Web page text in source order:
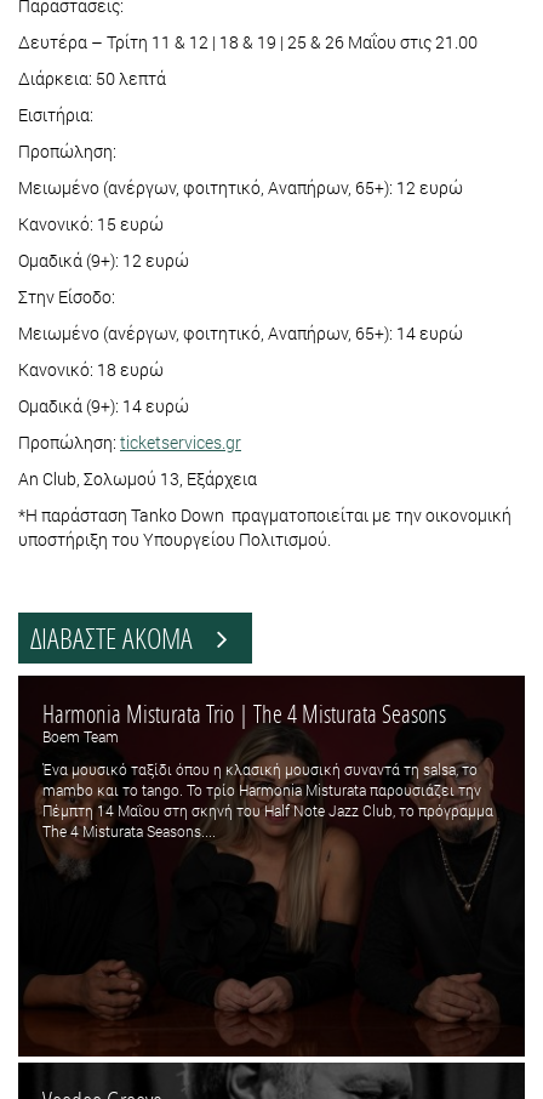
Παραστάσεις:
Δευτέρα – Τρίτη 11 & 12 | 18 & 19 | 25 & 26 Μαΐου στις 21.00
Διάρκεια: 50 λεπτά
Εισιτήρια:
Προπώληση:
Μειωμένο (ανέργων, φοιτητικό, Αναπήρων, 65+): 12 ευρώ
Κανονικό: 15 ευρώ
Ομαδικά (9+): 12 ευρώ
Στην Είσοδο:
Μειωμένο (ανέργων, φοιτητικό, Αναπήρων, 65+): 14 ευρώ
Κανονικό: 18 ευρώ
Ομαδικά (9+): 14 ευρώ
Προπώληση: ticketservices.gr
An Club, Σολωμού 13, Εξάρχεια
*Η παράσταση Tanko Down πραγματοποιείται με την οικονομική
υποστήριξη του Υπουργείου Πολιτισμού.
ΔΙΑΒΑΣΤΕ ΑΚΟΜΑ
Harmonia Misturata Trio | The 4 Misturata Seasons
Boem Team
Ένα μουσικό ταξίδι όπου η κλασική μουσική συναντά τη salsa, το
mambo και το tango. Το τρίο Harmonia Misturata παρουσιάζει την
Πέμπτη 14 Μαΐου στη σκηνή του Half Note Jazz Club, το πρόγραμμα
The 4 Misturata Seasons....